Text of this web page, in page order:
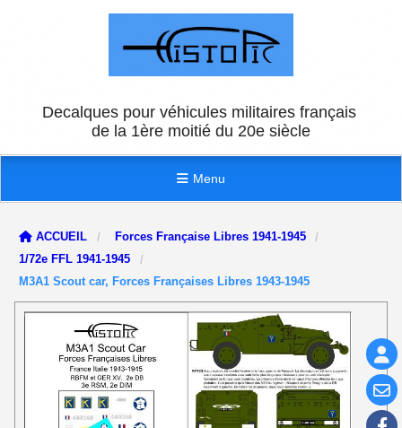
Decalques pour véhicules militaires français
de la 1ère moitié du 20e siècle
Menu
ACCUEIL
Forces Française Libres 1941-1945
1/72e FFL 1941-1945
M3A1 Scout car, Forces Françaises Libres 1943-1945